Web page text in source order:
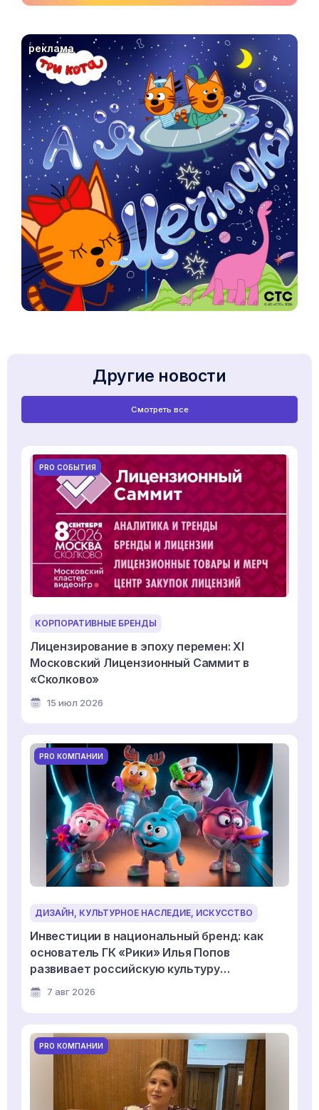
реклама
Другие новости
Смотреть все
PRO СОБЫТИЯ
КОРПОРАТИВНЫЕ БРЕНДЫ
Лицензирование в эпоху перемен: XI
Московский Лицензионный Саммит в
«Сколково»
15 июл 2026
PRO КОМПАНИИ
ДИЗАЙН, КУЛЬТУРНОЕ НАСЛЕДИЕ, ИСКУССТВО
Инвестиции в национальный бренд: как
основатель ГК «Рики» Илья Попов
развивает российскую культуру
дизайнерской игрушки
7 авг 2026
PRO КОМПАНИИ